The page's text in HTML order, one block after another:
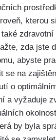
kterou
zda jste
abyste
se na
o
a vyžaduje
by byla